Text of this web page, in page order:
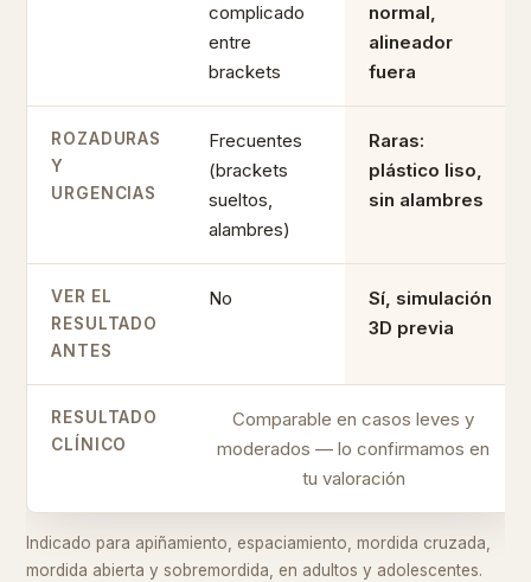
complicado
entre
brackets
normal,
alineador
fuera
ROZADURAS
Y
URGENCIAS
Frecuentes
(brackets
sueltos,
alambres)
Raras:
plástico liso,
sin alambres
VER EL
RESULTADO
ANTES
No
Sí, simulación
3D previa
RESULTADO
CLÍNICO
Comparable en casos leves y
moderados — lo confirmamos en
tu valoración
Indicado para apiñamiento, espaciamiento, mordida cruzada,
mordida abierta y sobremordida, en adultos y adolescentes.